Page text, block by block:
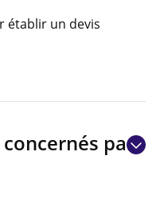
établir un devis
par